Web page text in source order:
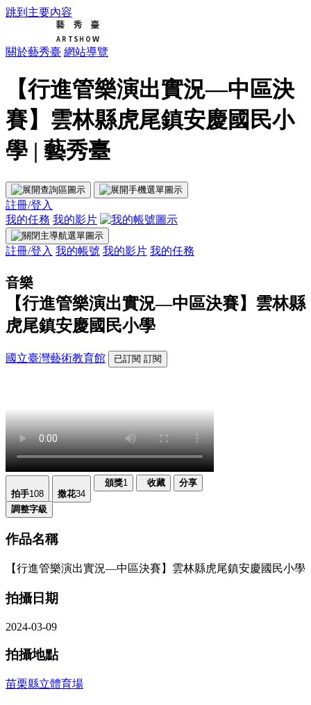
跳到主要內容
關於藝秀臺 網站導覽
【行進管樂演出實況—中區決
賽】雲林縣虎尾鎮安慶國民小
學 | 藝秀臺
註冊/登入
我的任務 我的影片
註冊/登入 我的帳號 我的影片 我的任務
音樂
【行進管樂演出實況—中區決賽】雲林縣
虎尾鎮安慶國民小學
國立臺灣藝術教育館 已訂閱 訂閱
拍手108 撒花34
頒獎1 收藏 分享
調整字級
作品名稱
【行進管樂演出實況—中區決賽】雲林縣虎尾鎮安慶國民小學
拍攝日期
2024-03-09
拍攝地點
苗栗縣立體育場